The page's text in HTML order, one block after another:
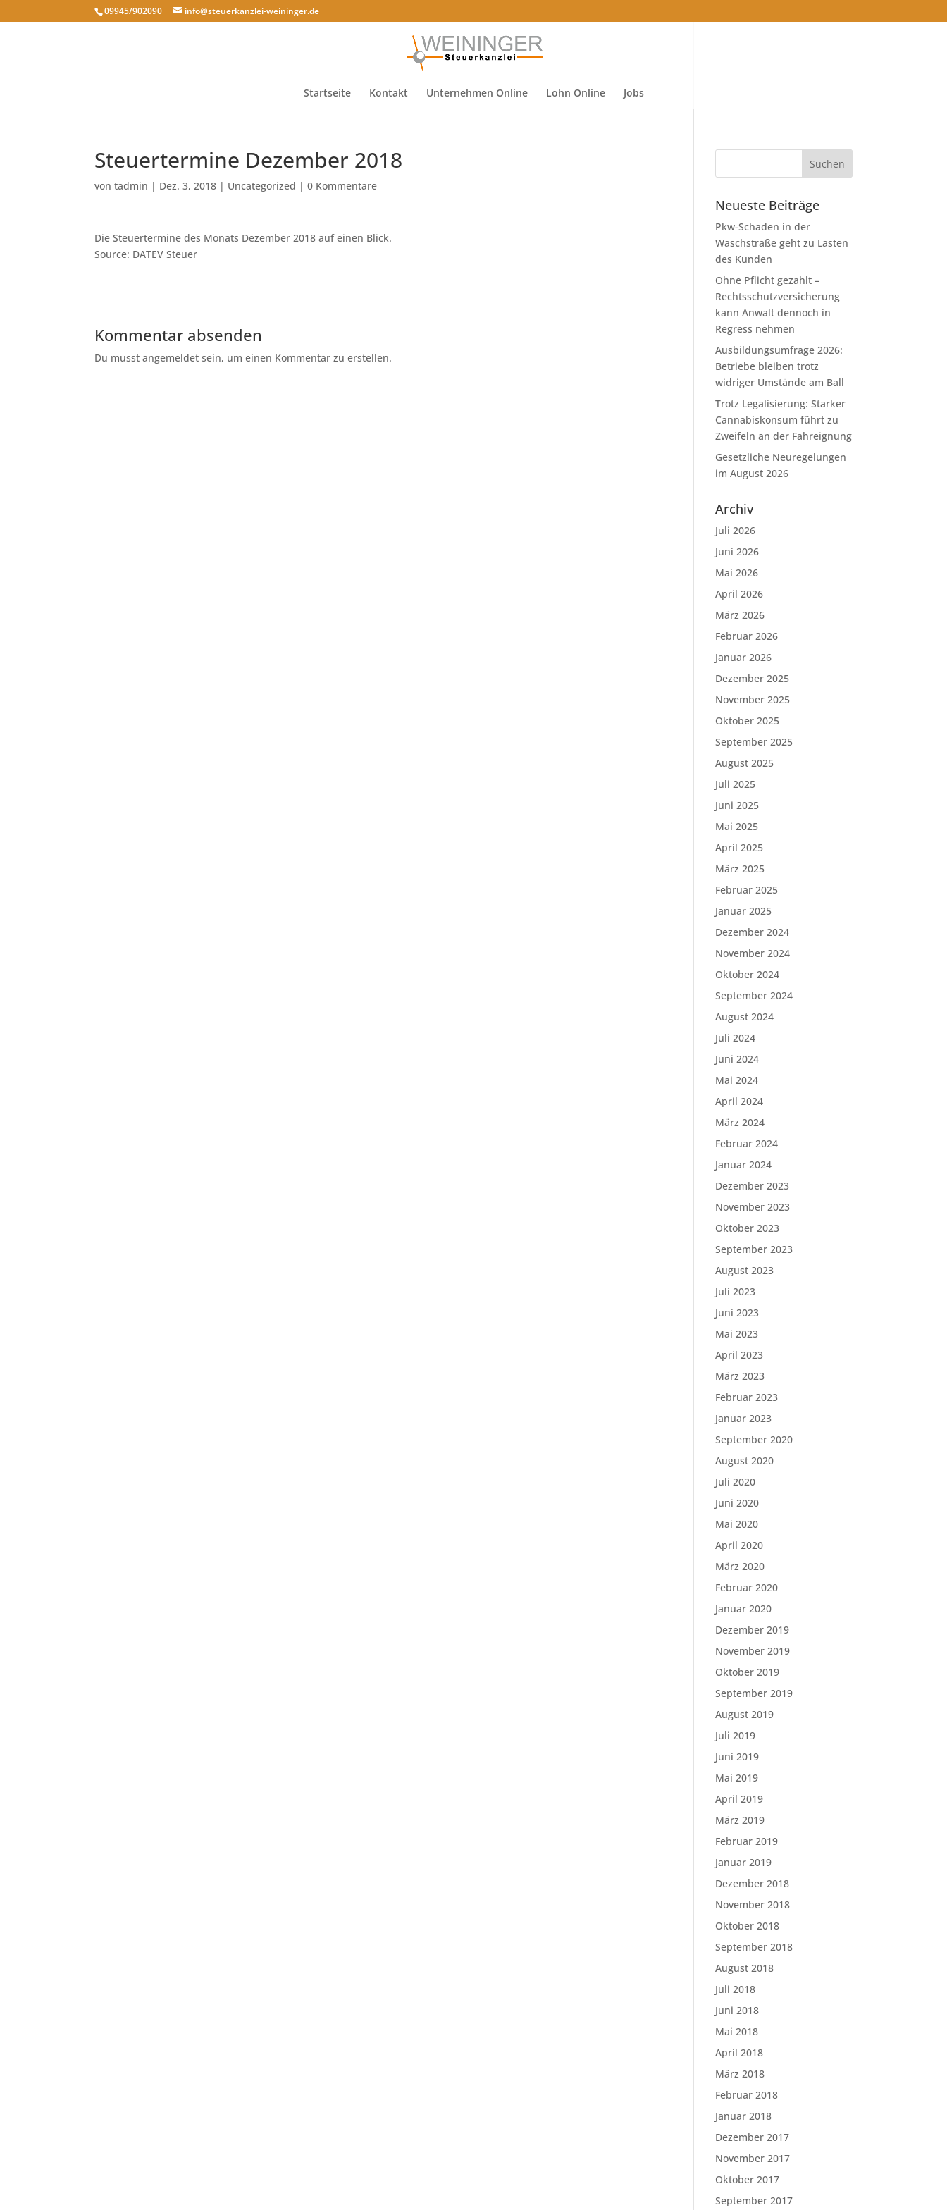
09945/902090 info@steuerkanzlei-weininger.de
Startseite Kontakt Unternehmen Online Lohn Online Jobs
Steuertermine Dezember 2018
vontadmin | Dez. 3, 2018 | Uncategorized |0 Kommentare
Die Steuertermine des Monats Dezember 2018 auf einen Blick.
Source: DATEV Steuer
Kommentar absenden
Du musst angemeldet sein, um einen Kommentar zu erstellen.
Neueste Beiträge
Pkw-Schaden in der
Waschstraße geht zu Lasten
des Kunden
Ohne Pflicht gezahlt –
Rechtsschutzversicherung
kann Anwalt dennoch in
Regress nehmen
Ausbildungsumfrage 2026:
Betriebe bleiben trotz
widriger Umstände am Ball
Trotz Legalisierung: Starker
Cannabiskonsum führt zu
Zweifeln an der Fahreignung
Gesetzliche Neuregelungen
im August 2026
Archiv
Juli 2026
Juni 2026
Mai 2026
April 2026
März 2026
Februar 2026
Januar 2026
Dezember 2025
November 2025
Oktober 2025
September 2025
August 2025
Juli 2025
Juni 2025
Mai 2025
April 2025
März 2025
Februar 2025
Januar 2025
Dezember 2024
November 2024
Oktober 2024
September 2024
August 2024
Juli 2024
Juni 2024
Mai 2024
April 2024
März 2024
Februar 2024
Januar 2024
Dezember 2023
November 2023
Oktober 2023
September 2023
August 2023
Juli 2023
Juni 2023
Mai 2023
April 2023
März 2023
Februar 2023
Januar 2023
September 2020
August 2020
Juli 2020
Juni 2020
Mai 2020
April 2020
März 2020
Februar 2020
Januar 2020
Dezember 2019
November 2019
Oktober 2019
September 2019
August 2019
Juli 2019
Juni 2019
Mai 2019
April 2019
März 2019
Februar 2019
Januar 2019
Dezember 2018
November 2018
Oktober 2018
September 2018
August 2018
Juli 2018
Juni 2018
Mai 2018
April 2018
März 2018
Februar 2018
Januar 2018
Dezember 2017
November 2017
Oktober 2017
September 2017